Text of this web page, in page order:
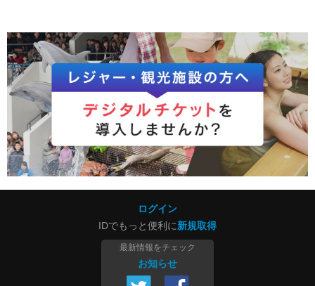
ログイン
IDでもっと便利に新規取得
最新情報をチェック
お知らせ